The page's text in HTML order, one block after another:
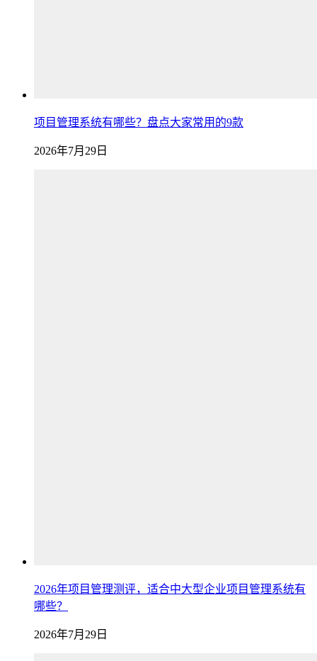
项目管理系统有哪些？盘点大家常用的9款
2026年7月29日
2026年项目管理测评，适合中大型企业项目管理系统有
哪些？
2026年7月29日